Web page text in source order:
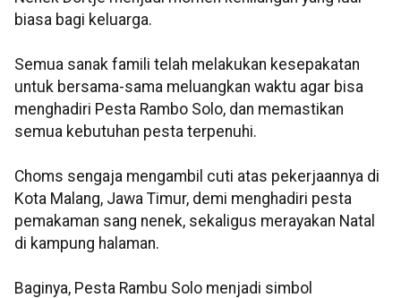
biasa bagi keluarga.
Semua sanak famili telah melakukan kesepakatan
untuk bersama-sama meluangkan waktu agar bisa
menghadiri Pesta Rambo Solo, dan memastikan
semua kebutuhan pesta terpenuhi.
Choms sengaja mengambil cuti atas pekerjaannya di
Kota Malang, Jawa Timur, demi menghadiri pesta
pemakaman sang nenek, sekaligus merayakan Natal
di kampung halaman.
Baginya, Pesta Rambu Solo menjadi simbol